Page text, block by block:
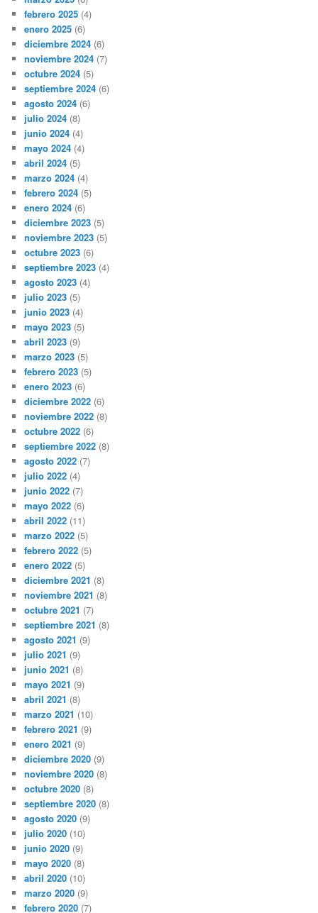
febrero 2025 (4)
enero 2025 (6)
diciembre 2024 (6)
noviembre 2024 (7)
octubre 2024 (5)
septiembre 2024 (6)
agosto 2024 (6)
julio 2024 (8)
junio 2024 (4)
mayo 2024 (4)
abril 2024 (5)
marzo 2024 (4)
febrero 2024 (5)
enero 2024 (6)
diciembre 2023 (5)
noviembre 2023 (5)
octubre 2023 (6)
septiembre 2023 (4)
agosto 2023 (4)
julio 2023 (5)
junio 2023 (4)
mayo 2023 (5)
abril 2023 (9)
marzo 2023 (5)
febrero 2023 (5)
enero 2023 (6)
diciembre 2022 (6)
noviembre 2022 (8)
octubre 2022 (6)
septiembre 2022 (8)
agosto 2022 (7)
julio 2022 (4)
junio 2022 (7)
mayo 2022 (6)
abril 2022 (11)
marzo 2022 (5)
febrero 2022 (5)
enero 2022 (5)
diciembre 2021 (8)
noviembre 2021 (8)
octubre 2021 (7)
septiembre 2021 (8)
agosto 2021 (9)
julio 2021 (9)
junio 2021 (8)
mayo 2021 (9)
abril 2021 (8)
marzo 2021 (10)
febrero 2021 (9)
enero 2021 (9)
diciembre 2020 (9)
noviembre 2020 (8)
octubre 2020 (8)
septiembre 2020 (8)
agosto 2020 (9)
julio 2020 (10)
junio 2020 (9)
mayo 2020 (8)
abril 2020 (10)
marzo 2020 (9)
febrero 2020 (7)